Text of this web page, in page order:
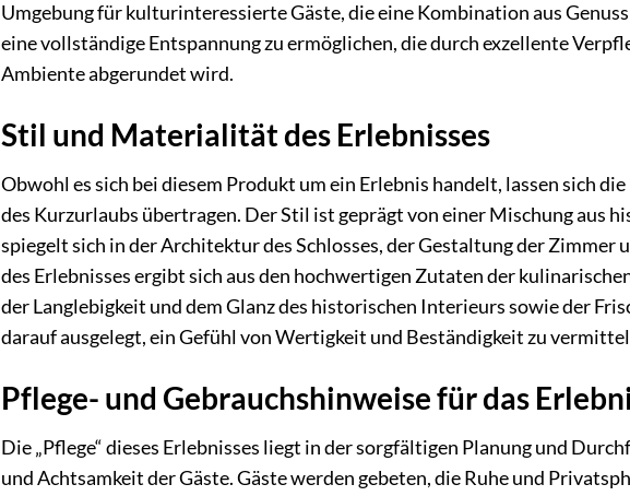
Umgebung für kulturinteressierte Gäste, die eine Kombination aus
eine vollständige Entspannung zu ermöglichen, die durch exzellente
Ambiente abgerundet wird.
Stil und Materialität des Erlebnisses
Obwohl es sich bei diesem Produkt um ein Erlebnis handelt, lassen sich
des Kurzurlaubs übertragen. Der Stil ist geprägt von einer Mischung aus
spiegelt sich in der Architektur des Schlosses, der Gestaltung der
des Erlebnisses ergibt sich aus den hochwertigen Zutaten der
der Langlebigkeit und dem Glanz des historischen Interieurs sowie der
darauf ausgelegt, ein Gefühl von Wertigkeit und Beständigkeit zu
Pflege- und Gebrauchshinweise für das
Die „Pflege“ dieses Erlebnisses liegt in der sorgfältigen Planung und
und Achtsamkeit der Gäste. Gäste werden gebeten, die Ruhe und